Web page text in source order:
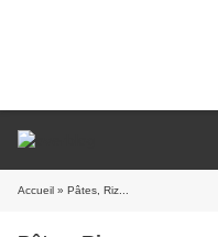
Accueil » Pâtes, Riz...